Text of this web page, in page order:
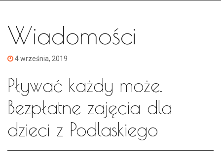
Wiadomości
4 września, 2019
Pływać każdy może.
Bezpłatne zajęcia dla
dzieci z Podlaskiego